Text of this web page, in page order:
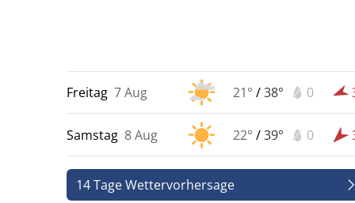
Freitag 7 Aug 21° /38° 0
Samstag 8 Aug 22° /39° 0
14 Tage Wettervorhersage